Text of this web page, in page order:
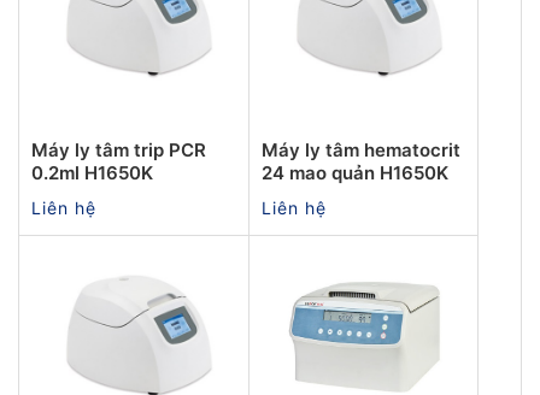
Máy ly tâm trip PCR
0.2ml H1650K
Liên hệ
Máy ly tâm hematocrit
24 mao quản H1650K
Liên hệ